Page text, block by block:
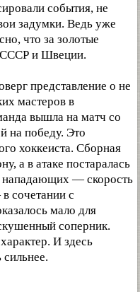
события, не
задумки. Ведь уже
что за золотые
СССР и Швеции.
представление о не
мастеров в
вышла на матч со
на победу. Это
хоккеиста. Сборная
а в атаке постаралась
нападающих — скорость
сочетании с
мало для
соперник.
И здесь
сильнее.